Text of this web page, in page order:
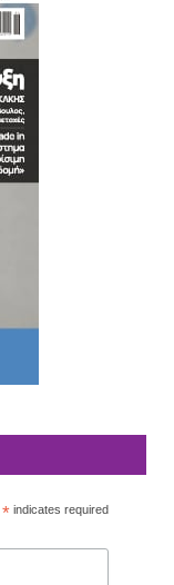
*indicates required